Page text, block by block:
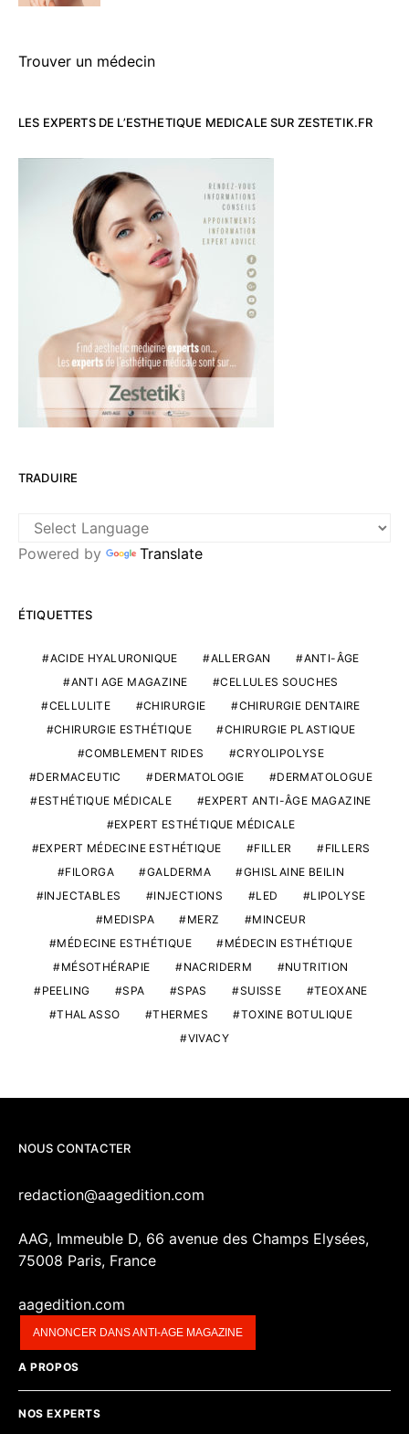
Trouver un médecin
LES EXPERTS DE L’ESTHETIQUE MEDICALE SUR ZESTETIK.FR
TRADUIRE
Powered by Translate
ÉTIQUETTES
ACIDE HYALURONIQUE ALLERGAN
ANTI-ÂGE
ANTI AGE MAGAZINE
CELLULES SOUCHES
CELLULITE
CHIRURGIE
CHIRURGIE DENTAIRE
CHIRURGIE ESTHÉTIQUE
CHIRURGIE PLASTIQUE
COMBLEMENT RIDES
CRYOLIPOLYSE
DERMACEUTIC
DERMATOLOGIE
DERMATOLOGUE
ESTHÉTIQUE MÉDICALE
EXPERT ANTI-ÂGE MAGAZINE
EXPERT ESTHÉTIQUE MÉDICALE
EXPERT MÉDECINE ESTHÉTIQUE
FILLER
FILLERS
FILORGA
GALDERMA
GHISLAINE BEILIN
INJECTABLES
INJECTIONS LED
LIPOLYSE
MEDISPA
MERZ
MINCEUR
MÉDECINE ESTHÉTIQUE
MÉDECIN ESTHÉTIQUE
MÉSOTHÉRAPIE
NACRIDERM
NUTRITION
PEELING
SPA SPAS SUISSE
TEOXANE
THALASSO
THERMES
TOXINE BOTULIQUE
VIVACY
NOUS CONTACTER
redaction@aagedition.com
AAG, Immeuble D, 66 avenue des Champs Elysées,
75008 Paris, France
aagedition.com
ANNONCER DANS ANTI-AGE MAGAZINE
A PROPOS
NOS EXPERTS